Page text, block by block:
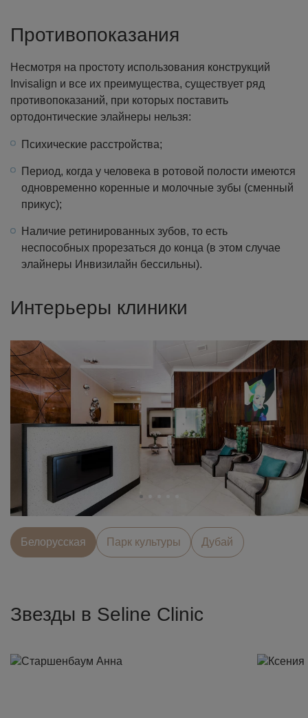
Противопоказания
Несмотря на простоту использования конструкций
Invisalign и все их преимущества, существует ряд
противопоказаний, при которых поставить
ортодонтические элайнеры нельзя:
Психические расстройства;
Период, когда у человека в ротовой полости имеются
одновременно коренные и молочные зубы (сменный
прикус);
Наличие ретинированных зубов, то есть
неспособных прорезаться до конца (в этом случае
элайнеры Инвизилайн бессильны).
Интерьеры клиники
Белорусcкая Парк культуры Дубай
Звезды в Seline Clinic